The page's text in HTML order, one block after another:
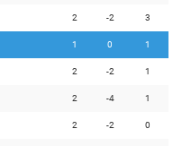
2 -2 3
1 0 1
2 -2 1
2 -4 1
2 -2 0